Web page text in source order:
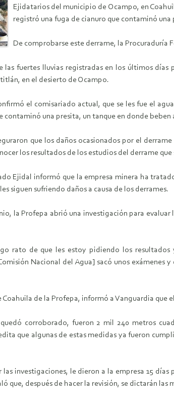
Ejidatarios del municipio de Ocampo, en
registró una fuga de cianuro que contaminó una
De comprobarse este derrame, la
las fuertes lluvias registradas en los últimos
en el desierto de Ocampo.
el comisariado actual, que se les fue el
contaminó una presita, un tanque en donde beben
que los daños ocasionados por el
los resultados de los estudios del derrame
Ejidal informó que la empresa minera ha
siguen sufriendo daños a causa de los derrames.
la Profepa abrió una investigación para
rato de que les estoy pidiendo los
Nacional del Agua] sacó unos
Coahuila de la Profepa, informó a Vanguardia
corroborado, fueron 2 mil 240 metros
que algunas de estas medidas ya fueron
las investigaciones, le dieron a la empresa 15
que, después de hacer la revisión, se dictarán